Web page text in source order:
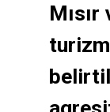
Mısır